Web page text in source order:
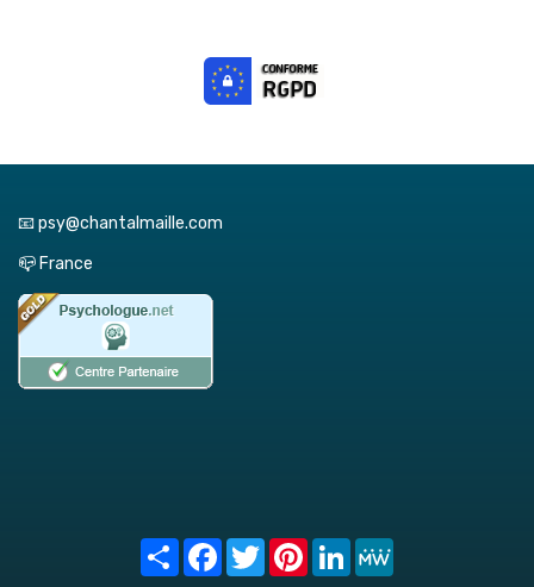
📧 psy@chantalmaille.com
📪 France
Share FacebookTwitterPinterest
LinkedIn